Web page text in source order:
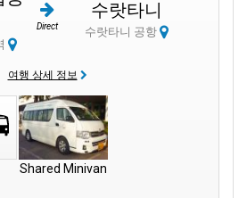
Direct
수랏타니
수랏타니 공항
여행 상세 정보
Shared Minivan